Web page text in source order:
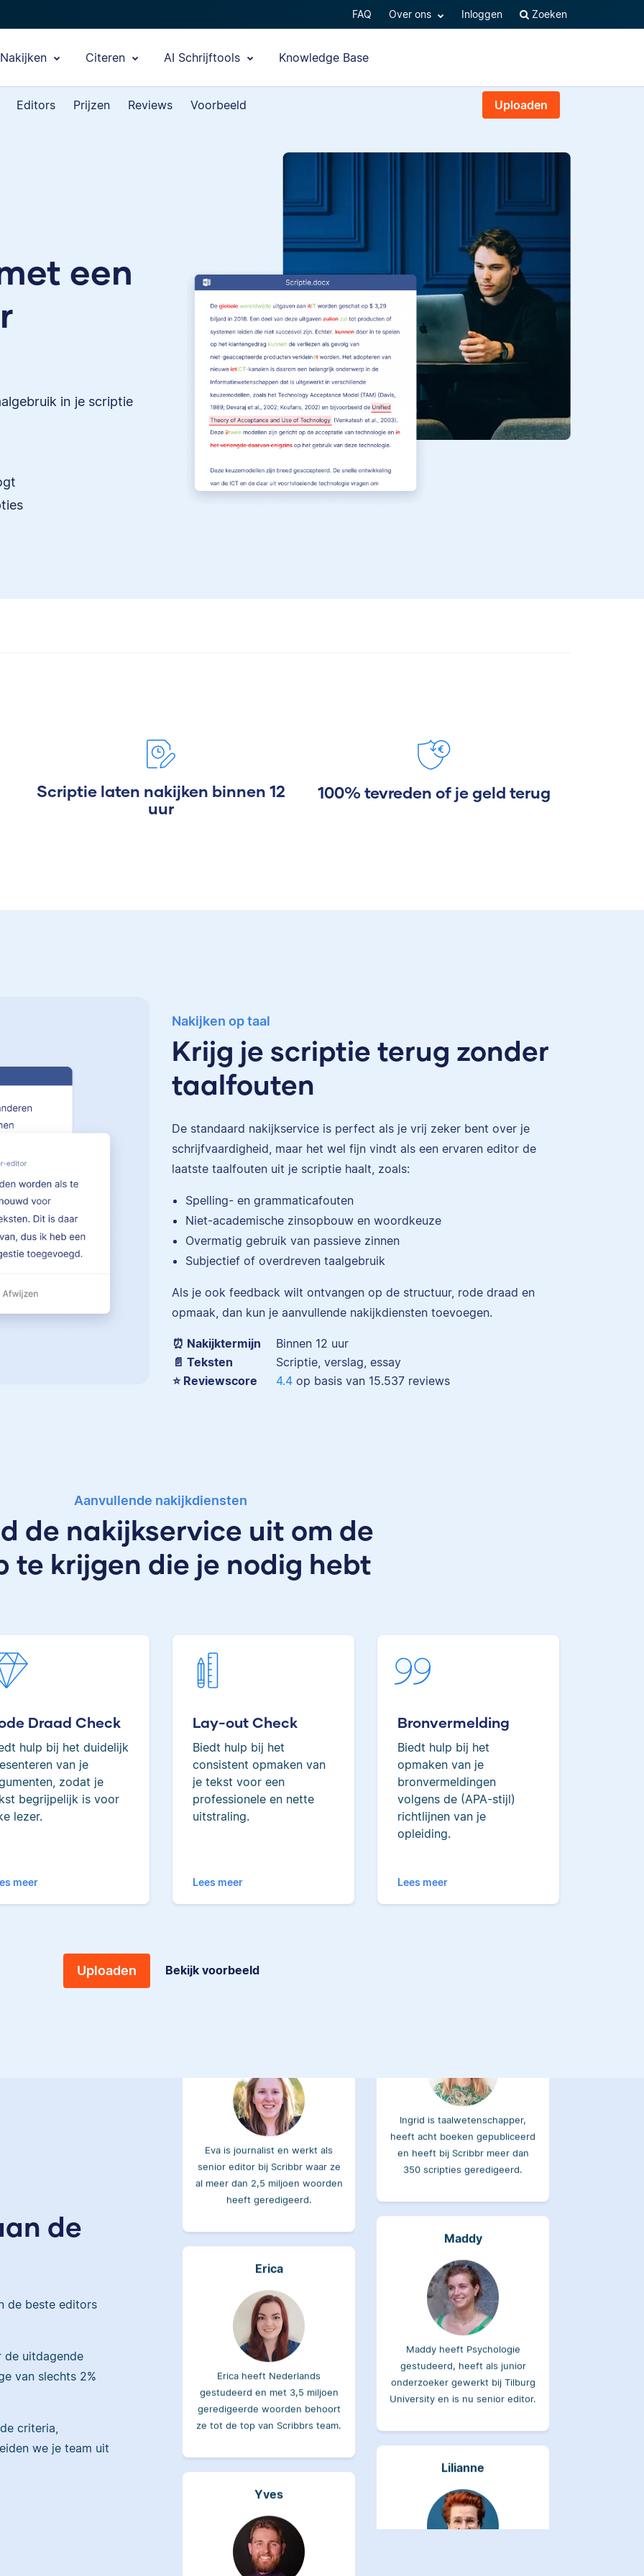
FAQ Over ons Inloggen Zoeken
Nakijken Citeren AI Schrijftools Knowledge Base
Editors Prijzen Reviews Voorbeeld Uploaden
een
in je scriptie
Scriptie laten nakijken binnen 12
uur
100% tevreden of je geld terug
Nakijken op taal
Krijg je scriptie terug zonder
taalfouten
De standaard nakijkservice is perfect als je vrij zeker bent over je
schrijfvaardigheid, maar het wel fijn vindt als een ervaren editor de
laatste taalfouten uit je scriptie haalt, zoals:
Spelling- en grammaticafouten
Niet-academische zinsopbouw en woordkeuze
Overmatig gebruik van passieve zinnen
Subjectief of overdreven taalgebruik
Als je ook feedback wilt ontvangen op de structuur, rode draad en
opmaak, dan kun je aanvullende nakijkdiensten toevoegen.
⏰ Nakijktermijn
Binnen 12 uur
📄 Teksten
Scriptie, verslag, essay
⭐️ Reviewscore
4.4 op basis van 15.537 reviews
Aanvullende nakijkdiensten
de nakijkservice uit om de
te krijgen die je nodig hebt
Draad Check
hulp bij het duidelijk
van je
zodat je
begrijpelijk is voor
lezer.
meer
Lay-out Check
Biedt hulp bij het
consistent opmaken van
je tekst voor een
professionele en nette
uitstraling.
Lees meer
Bronvermelding
Biedt hulp bij het
opmaken van je
bronvermeldingen
volgens de (APA-stijl)
richtlijnen van je
opleiding.
Lees meer
Uploaden Bekijk voorbeeld
de
de beste editors
de uitdagende
van slechts 2%
criteria,
we je team uit
Erica
gestudeerd en met 3,5 miljoen
Yves
Yves heeft een MSc in
Econometrie, is
Eva is journalist en werkt als
senior editor bij Scribbr waar ze
al meer dan 2,5 miljoen woorden
heeft geredigeerd.
Erica
Erica heeft Nederlands
gestudeerd en met 3,5 miljoen
geredigeerde woorden behoort
ze tot de top van Scribbrs team.
Yves
onderzoeker gewerkt bij Tilburg
University en is nu senior editor.
Lilianne
Ingrid is taalwetenschapper,
heeft acht boeken gepubliceerd
en heeft bij Scribbr meer dan
350 scripties geredigeerd.
Maddy
Maddy heeft Psychologie
gestudeerd, heeft als junior
onderzoeker gewerkt bij Tilburg
University en is nu senior editor.
Lilianne